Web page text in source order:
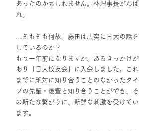
あったのかもしれません。林理事長がんば
れ。
…そもそも何故、藤田は唐突に日大の話を
しているのか？
もう一年前になりますか、あるきっかけが
あり「日大校友会」に入会しました。これ
までに絶対に知り合うことのなかったタイ
プの先輩・後輩と知り合うことができ、そ
の新たな繋がりに、新鮮な刺激を受けてい
ます。